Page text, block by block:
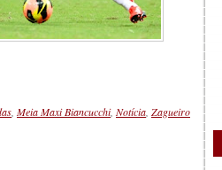
, Meia Maxi Biancucchi, Notícia, Zagueiro